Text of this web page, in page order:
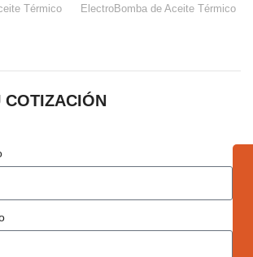
Térmico ElectroBomba de Aceite Térmico
COTIZACIÓN